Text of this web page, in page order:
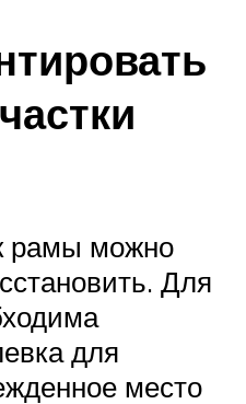
рамы можно
Для
для
место